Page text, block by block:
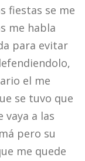
fiestas se me
me habla
para evitar
el me
se tuvo que
a las
pero su
me quede